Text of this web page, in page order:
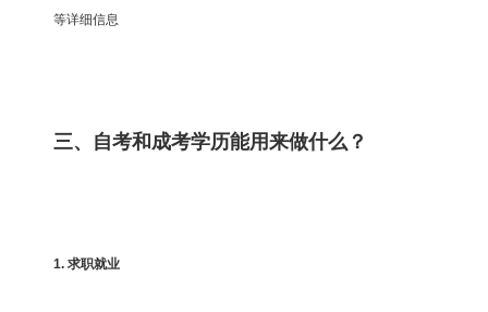
等详细信息
三、自考和成考学历能用来做什么？
1. 求职就业